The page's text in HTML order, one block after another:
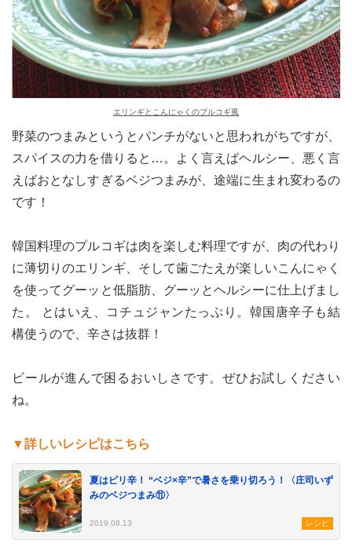
エリンギとこんにゃくのプルコギ風
野菜のつまみというとパンチがないと思われがちですが、
スパイスの力を借りると…。よく言えばヘルシー、悪く言
えばおとなしすぎるベジつまみが、途端に生まれ変わるの
です！
韓国料理のプルコギは肉を楽しむ料理ですが、肉の代わり
に薄切りのエリンギ、そして歯ごたえが楽しいこんにゃく
を使ってグーッと低脂肪、グーッとヘルシーに仕上げまし
た。 とはいえ、コチュジャンたっぷり。韓国唐辛子も結
構使うので、辛さは抜群！
ビールが進んで困るおいしさです。ぜひお試しください
ね。
▼詳しいレシピはこちら
夏はピリ辛！ “ベジ×辛”で暑さを乗り切ろう！〈庄司いず
みのベジつまみ⑪〉
2019.08.13 レシピ